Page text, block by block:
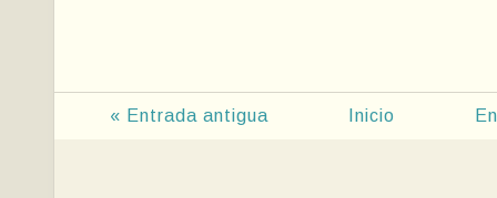
« Entrada antigua Inicio